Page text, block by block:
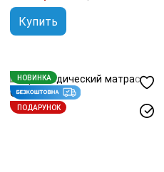
Купить
НОВИНКА
ПОДАРУНОК